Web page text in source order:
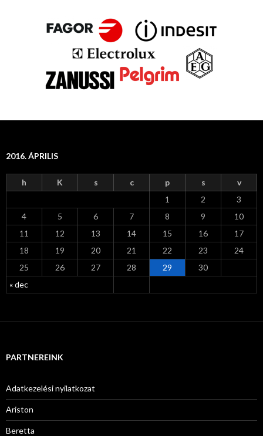
2016. ÁPRILIS
h K s c p s v
« dec
1 2
3
4
5 6 7 8 9
10
11
12 13 14 15 16
17
18
19 20 21 22 23
24
25
26 27 28 29 30
PARTNEREINK
Adatkezelési nyilatkozat
Ariston
Beretta